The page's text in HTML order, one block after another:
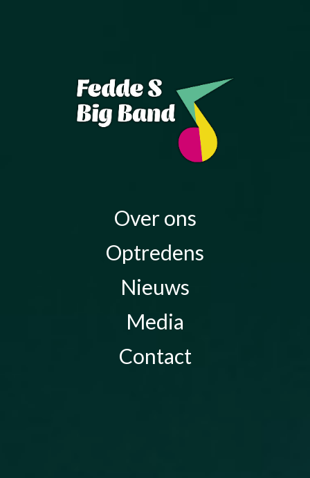
Over ons
Optredens
Nieuws
Media
Contact